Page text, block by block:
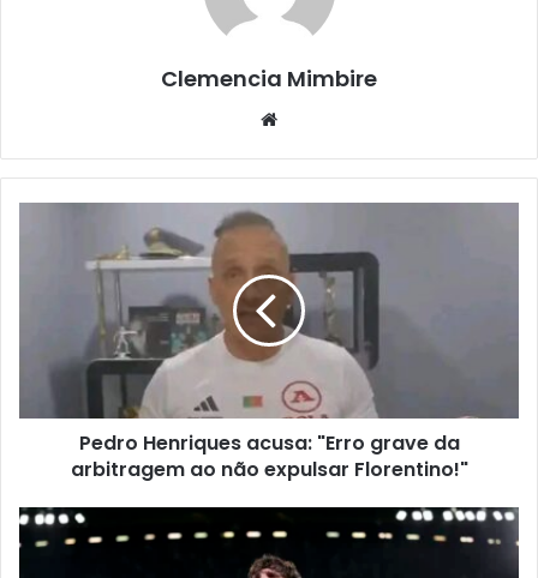
Clemencia Mimbire
Website
Pedro Henriques acusa: "Erro grave da
arbitragem ao não expulsar Florentino!"